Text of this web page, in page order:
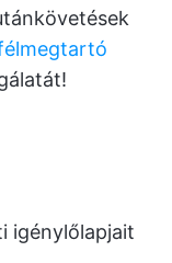
igénylőlapjait